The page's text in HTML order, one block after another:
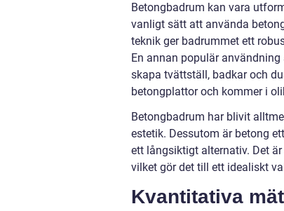
Betongbadrum kan vara
vanligt sätt att använda
teknik ger badrummet ett
En annan populär
skapa tvättställ, badkar och
betongplattor och kommer i
Betongbadrum har blivit
estetik. Dessutom är betong
ett långsiktigt alternativ. Det
vilket gör det till ett idealiskt
Kvantitativa